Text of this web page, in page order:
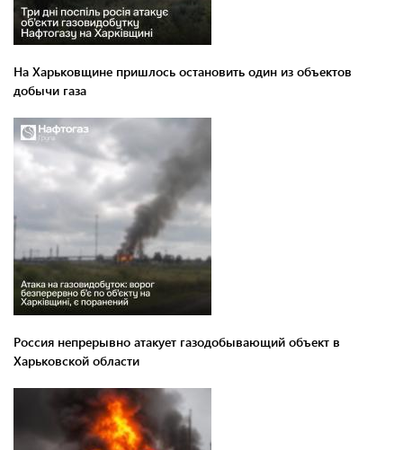
На Харьковщине пришлось остановить один из объектов
добычи газа
Россия непрерывно атакует газодобывающий объект в
Харьковской области